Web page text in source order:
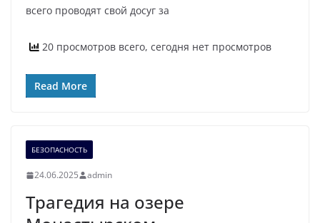
всего проводят свой досуг за
20 просмотров всего, сегодня нет просмотров
Read More
БЕЗОПАСНОСТЬ
24.06.2025 admin
Трагедия на озере